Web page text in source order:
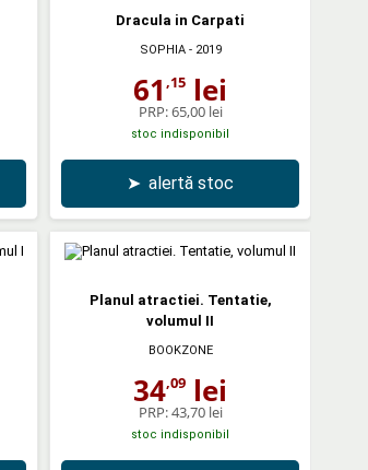
Dracula in Carpati
SOPHIA- 2019
61 ,15 lei
PRP:65,00 lei
stoc indisponibil
➤ alertă stoc
Planul atractiei. Tentatie,
volumul II
BOOKZONE
34,09 lei
PRP:43,70 lei
stoc indisponibil